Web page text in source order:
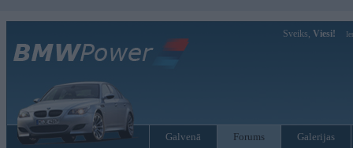
Sveiks, Viesi!
Galvenā Forums Galerijas